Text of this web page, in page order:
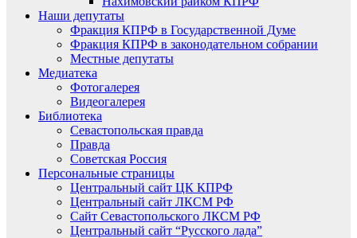
Наши депутаты
Фракция КПРФ в Государственной Думе
Фракция КПРФ в законодательном собрании
Местные депутаты
Медиатека
Фотогалерея
Видеогалерея
Библиотека
Севастопольская правда
Правда
Советская Россия
Персональные страницы
Центральный сайт ЦК КПРФ
Центральный сайт ЛКСМ РФ
Сайт Севастопольского ЛКСМ РФ
Центральный сайт “Русского лада”